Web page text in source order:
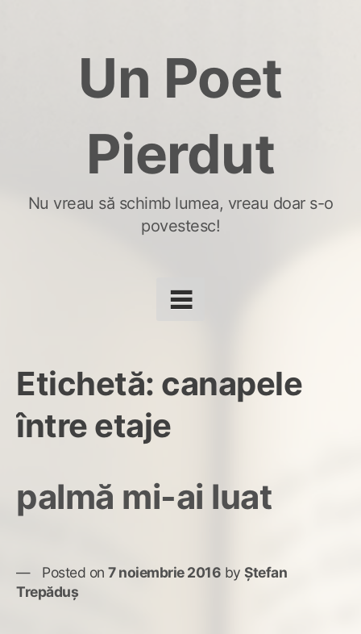
Un Poet
Pierdut
Nu vreau să schimb lumea, vreau doar s-o
povestesc!
Etichetă: canapele
între etaje
palmă mi-ai luat
Posted on 7 noiembrie 2016 by Ștefan
Trepăduș